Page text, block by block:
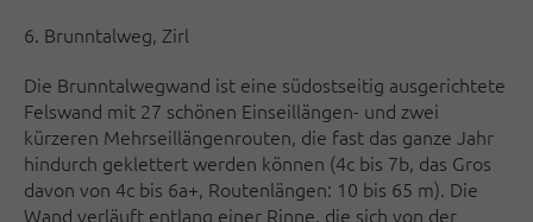
6. Brunntalweg, Zirl
Die Brunntalwegwand ist eine südostseitig ausgerichtete
Felswand mit 27 schönen Einseillängen- und zwei
kürzeren Mehrseillängenrouten, die fast das ganze Jahr
hindurch geklettert werden können (4c bis 7b, das Gros
davon von 4c bis 6a+, Routenlängen: 10 bis 65 m). Die
Wand verläuft entlang einer Rinne, die sich von der